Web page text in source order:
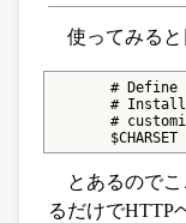
使ってみると
# Define
#
#
$CHARSET
とあるので
るだけでHTTP